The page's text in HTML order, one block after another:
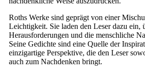
Roths Werke sind geprägt von einer
Leichtigkeit. Sie laden den Leser dazu ein,
Herausforderungen und die menschliche
Seine Gedichte sind eine Quelle der
einzigartige Perspektive, die den Leser
auch zum Nachdenken bringt.